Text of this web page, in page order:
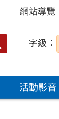
網站導覽
搜
字級：
活動影音